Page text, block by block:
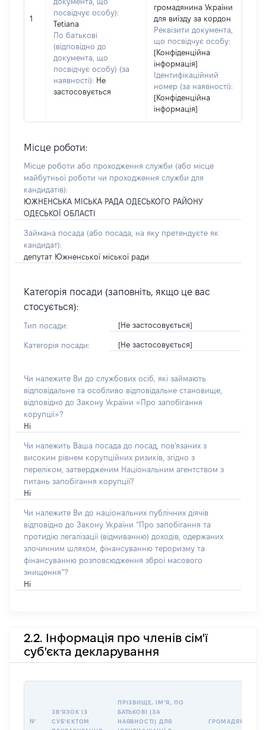
1
посвідчує особу):
Tetiana
По батькові
(відповідно до
документа, що
посвідчує особу) (за
наявності): Не
застосовується
громадянина України
для виїзду за кордон
Реквізити документа,
що посвідчує особу:
[Конфіденційна
інформація]
Ідентифікаційний
номер (за наявності):
[Конфіденційна
інформація]
Місце роботи:
Місце роботи або проходження служби (або місце
майбутньої роботи чи проходження служби для
кандидатів):
ЮЖНЕНСЬКА МІСЬКА РАДА ОДЕСЬКОГО РАЙОНУ
ОДЕСЬКОЇ ОБЛАСТІ
Займана посада (або посада, на яку претендуєте як
кандидат):
депутат Южненської міської ради
Категорія посади (заповніть, якщо це вас
стосується):
Тип посади: [Не застосовується]
Категорія посади: [Не застосовується]
Чи належите Ви до службових осіб, які займають
відповідальне та особливо відповідальне становище,
відповідно до Закону України «Про запобігання
корупції»?
Ні
Чи належить Ваша посада до посад, пов'язаних з
високим рівнем корупційних ризиків, згідно з
переліком, затвердженим Національним агентством з
питань запобігання корупції?
Ні
Чи належите Ви до національних публічних діячів
відповідно до Закону України “Про запобігання та
протидію легалізації (відмиванню) доходів, одержаних
злочинним шляхом, фінансуванню тероризму та
фінансуванню розповсюдження зброї масового
знищення”?
Ні
2.2. Інформація про членів сім'ї
суб'єкта декларування
№
ЗВʼЯЗОК ІЗ
СУБʼЄКТОМ
ПРІЗВИЩЕ, ІМʼЯ, ПО
БАТЬКОВІ (ЗА
НАЯВНОСТІ) ДЛЯ
ГРОМАДЯНСТВО